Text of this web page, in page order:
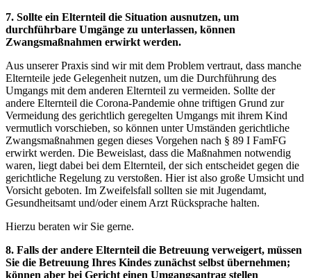
7. Sollte ein Elternteil die Situation ausnutzen, um
durchführbare Umgänge zu unterlassen, können
Zwangsmaßnahmen erwirkt werden.
Aus unserer Praxis sind wir mit dem Problem vertraut, dass manche
Elternteile jede Gelegenheit nutzen, um die Durchführung des
Umgangs mit dem anderen Elternteil zu vermeiden. Sollte der
andere Elternteil die Corona-Pandemie ohne triftigen Grund zur
Vermeidung des gerichtlich geregelten Umgangs mit ihrem Kind
vermutlich vorschieben, so können unter Umständen gerichtliche
Zwangsmaßnahmen gegen dieses Vorgehen nach § 89 I FamFG
erwirkt werden. Die Beweislast, dass die Maßnahmen notwendig
waren, liegt dabei bei dem Elternteil, der sich entscheidet gegen die
gerichtliche Regelung zu verstoßen. Hier ist also große Umsicht und
Vorsicht geboten. Im Zweifelsfall sollten sie mit Jugendamt,
Gesundheitsamt und/oder einem Arzt Rücksprache halten.
Hierzu beraten wir Sie gerne.
8. Falls der andere Elternteil die Betreuung verweigert, müssen
Sie die Betreuung Ihres Kindes zunächst selbst übernehmen;
können aber bei Gericht einen Umgangsantrag stellen